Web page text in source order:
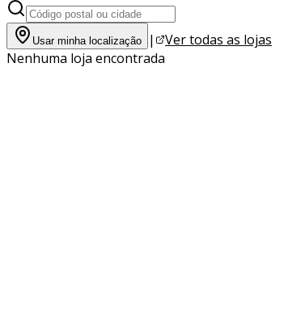
Usar minha localização |
Ver todas as lojas
Nenhuma loja encontrada